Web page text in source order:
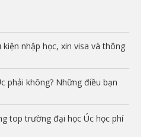
nhập học, xin visa và thông
phải không? Những điều bạn
top trường đại học Úc học phí